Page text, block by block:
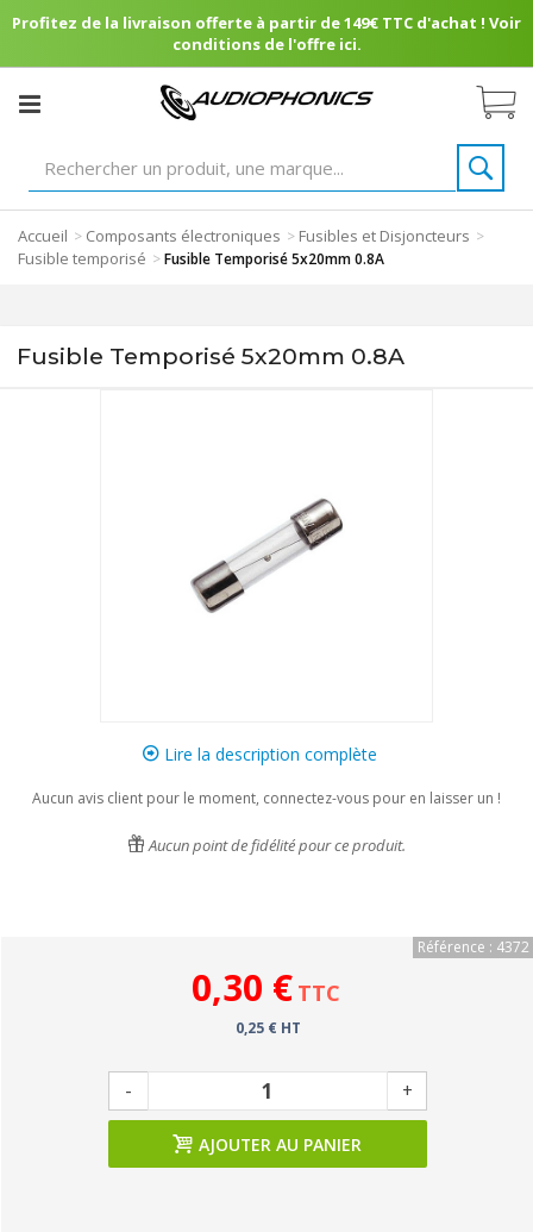
Profitez de la livraison offerte à partir de 149€ TTC d'achat ! Voir
conditions de l'offre ici.
Accueil > Composants électroniques > Fusibles et Disjoncteurs >
Fusible temporisé >Fusible Temporisé 5x20mm 0.8A
Fusible Temporisé 5x20mm 0.8A
Lire la description complète
Aucun avis client pour le moment, connectez-vous pour en laisser un !
Aucun point de fidélité pour ce produit.
Référence : 4372
0,30 € TTC
0,25 € HT
- +
AJOUTER AU PANIER